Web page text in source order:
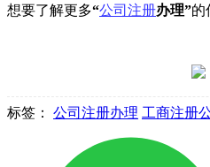
想要了解更多“公司注册办理”的
标签： 公司注册办理 工商注册